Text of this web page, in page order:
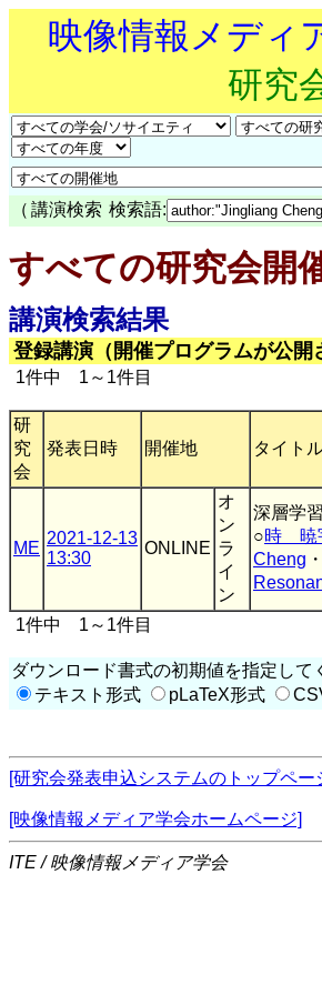
映像情報メディ
研究
（ 講演検索 検索語:
すべての研究会開
講演検索結果
登録講演（開催プログラムが公開
1件中 1～1件目
研
究
会
発表日時 開催地 タイト
ME
2021-12-13
13:30
ONLINE
オ
ン
ラ
イ
ン
深層学
○時 暁
Cheng ・
1件中 1～1件目
ダウンロード書式の初期値を指定して
テキスト形式
pLaTeX形式
[研究会発表申込システムのトップペー
[映像情報メディア学会ホームページ]
ITE / 映像情報メディア学会